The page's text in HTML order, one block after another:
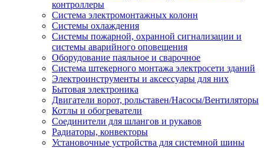
контроллеры
Система электромонтажных колонн
Системы охлаждения
Системы пожарной, охранной сигнализации и
системы аварийного оповещения
Оборудование паяльное и сварочное
Система штекерного монтажа электросети зданий
Электроинструменты и аксессуары для них
Бытовая электроника
Двигатели ворот, рольставен/Насосы/Вентиляторы
Котлы и обогреватели
Соединители для шлангов и рукавов
Радиаторы, конвекторы
Установочные устройства для системной шины